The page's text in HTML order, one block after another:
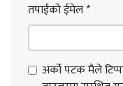
तपाईंको ईमेल*
अर्को पटक मैले